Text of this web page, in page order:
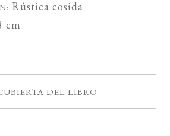
Rústica cosida
cm
DEL LIBRO